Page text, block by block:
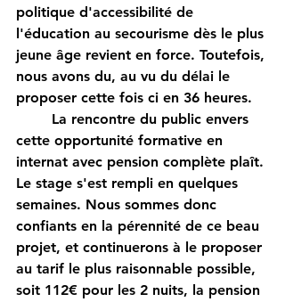
politique d'accessibilité de
l'éducation au secourisme dès le plus
jeune âge revient en force. Toutefois,
nous avons du, au vu du délai le
proposer cette fois ci en 36 heures.
cette opportunité formative en
internat avec pension complète plaît.
Le stage s'est rempli en quelques
semaines. Nous sommes donc
confiants en la pérennité de ce beau
projet, et continuerons à le proposer
au tarif le plus raisonnable possible,
soit 112€ pour les 2 nuits, la pension